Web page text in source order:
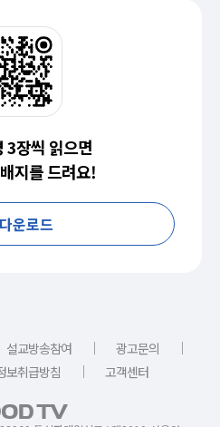
3장씩 읽으면
지를 드려요!
운로드
설교방송참여 ｜ 광고문의
｜
보취급방침 ｜ 고객센터